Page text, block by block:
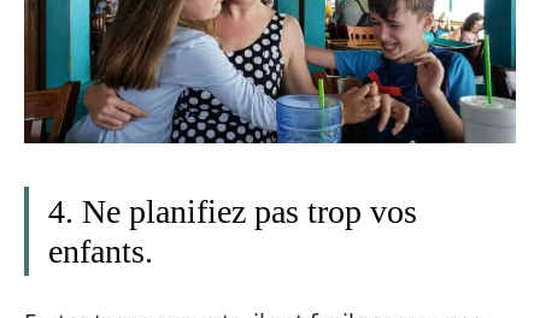
4. Ne planifiez pas trop vos
enfants.